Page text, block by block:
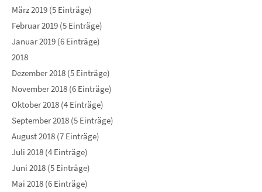
März 2019 (5 Einträge)
Februar 2019 (5 Einträge)
Januar 2019 (6 Einträge)
2018
Dezember 2018 (5 Einträge)
November 2018 (6 Einträge)
Oktober 2018 (4 Einträge)
September 2018 (5 Einträge)
August 2018 (7 Einträge)
Juli 2018 (4 Einträge)
Juni 2018 (5 Einträge)
Mai 2018 (6 Einträge)